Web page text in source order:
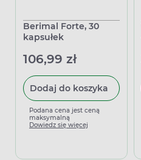
Berimal Forte, 30
kapsułek
106,99 zł
Dodaj do koszyka
Podana cena jest ceną
maksymalną
Dowiedz się więcej